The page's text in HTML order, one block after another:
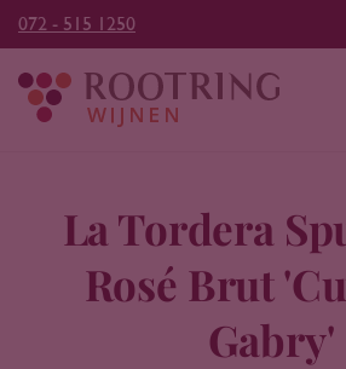
072 - 515 1250
La Tordera
Rosé Brut
Gabry'